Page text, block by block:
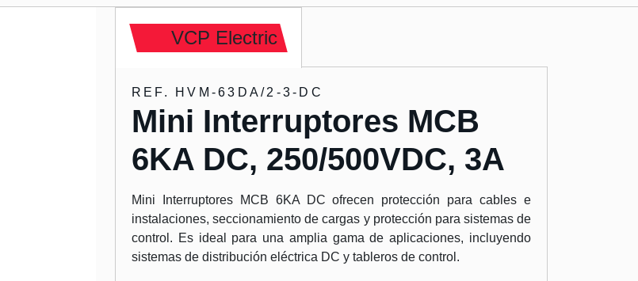
VCP Electric
REF. HVM-63DA/2-3-DC
Mini Interruptores MCB
6KA DC, 250/500VDC, 3A
Mini Interruptores MCB 6KA DC ofrecen protección para cables e
instalaciones, seccionamiento de cargas y protección para sistemas de
control. Es ideal para una amplia gama de aplicaciones, incluyendo
sistemas de distribución eléctrica DC y tableros de control.